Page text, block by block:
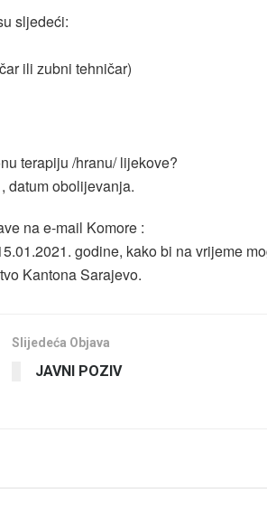
sljedeći:
ili zubni tehničar)
terapiju /hranu/ lijekove?
datum obolijevanja.
na e-mail Komore :
godine, kako bi na vrijeme
Kantona Sarajevo.
Slijedeća Objava
JAVNI POZIV